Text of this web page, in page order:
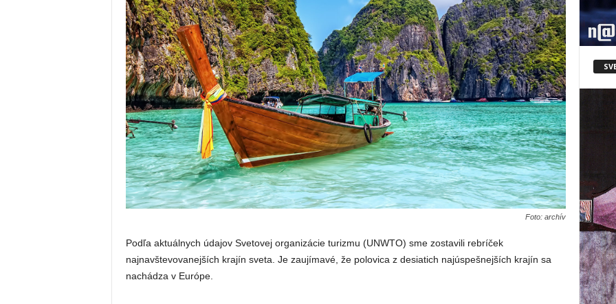
Foto: archív
Podľa aktuálnych údajov Svetovej organizácie turizmu (UNWTO) sme zostavili rebríček
najnavštevovanejších krajín sveta. Je zaujímavé, že polovica z desiatich najúspešnejších krajín sa
nachádza v Európe.